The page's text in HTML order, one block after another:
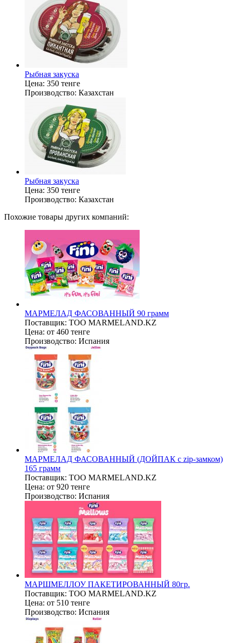
Рыбная закуска
Цена: 350 тенге
Производство: Казахстан
Рыбная закуска
Цена: 350 тенге
Производство: Казахстан
Похожие товары других компаний:
МАРМЕЛАД ФАСОВАННЫЙ 90 грамм
Поставщик: ТОО MARMELAND.KZ
Цена: от 460 тенге
Производство: Испания
МАРМЕЛАД ФАСОВАННЫЙ (ДОЙПАК с zip-замком)
165 грамм
Поставщик: ТОО MARMELAND.KZ
Цена: от 920 тенге
Производство: Испания
МАРШМЕЛЛОУ ПАКЕТИРОВАННЫЙ 80гр.
Поставщик: ТОО MARMELAND.KZ
Цена: от 510 тенге
Производство: Испания